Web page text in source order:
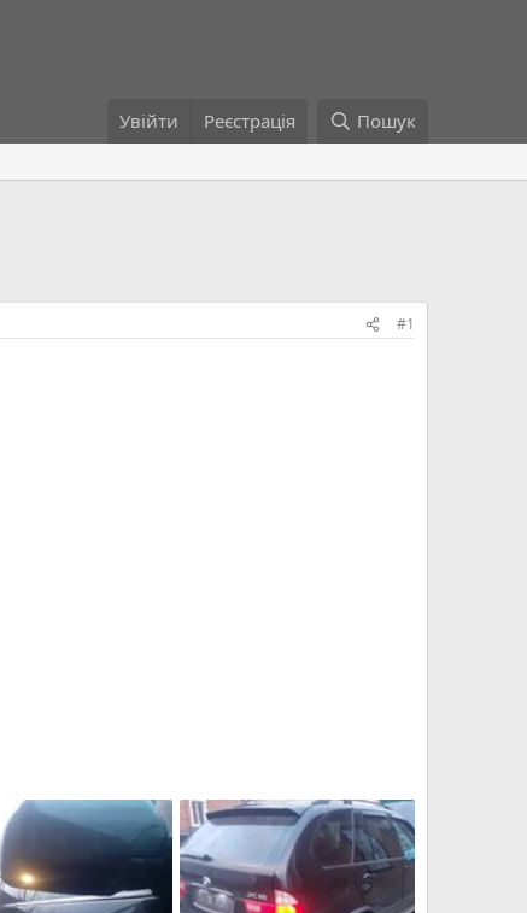
Увійти Реєстрація Пошук
#1